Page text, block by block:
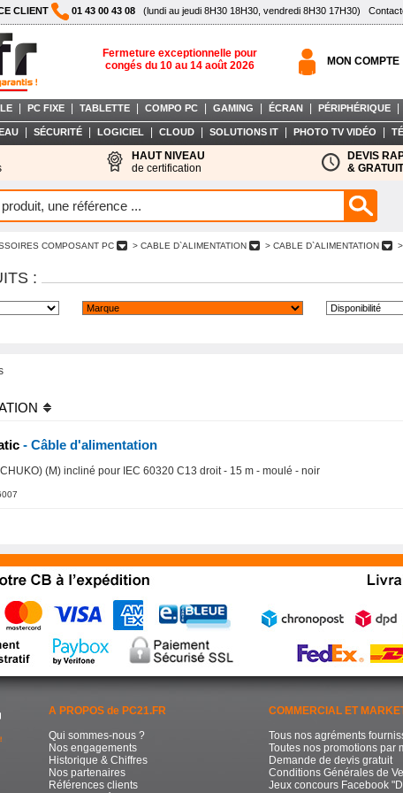
CLIENT 01 43 00 43 08 (lundi au jeudi 8H30 18H30, vendredi 8H30 17H30)
Fermeture exceptionnelle pour
congés du 10 au 14 août 2026
MON COMPTE
PC FIXE TABLETTE COMPO PC GAMING ÉCRAN PÉRIPHÉRIQUE
SÉCURITÉ LOGICIEL CLOUD SOLUTIONS IT PHOTO TV VIDÉO
HAUT NIVEAU
de certification
DEVIS
& GRATUIT
COMPOSANT PC > CABLE D`ALIMENTATION > CABLE D`ALIMENTATION
:
- Câble d'alimentation
(M) incliné pour IEC 60320 C13 droit - 15 m - moulé - noir
A PROPOS de PC21.FR
Qui sommes-nous ?
Nos engagements
Historique & Chiffres
Nos partenaires
Références clients
COMMERCIAL ET
Tous nos agréments
Toutes nos promotions par
Demande de devis gratuit
Conditions Générales de
Jeux concours Facebook